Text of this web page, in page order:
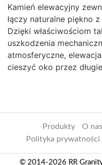
Kamień elewacyjny
łączy naturalne piękno
Dzięki właściwościom
uszkodzenia
atmosferyczne,
cieszyć oko przez
Produkty O nas
Polityka prywatności
© 2014-2026 RR